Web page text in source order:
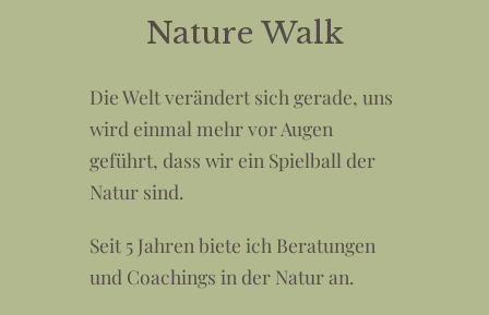
Nature Walk
Die Welt verändert sich gerade, uns
wird einmal mehr vor Augen
geführt, dass wir ein Spielball der
Natur sind.
Seit 5 Jahren biete ich Beratungen
und Coachings in der Natur an.